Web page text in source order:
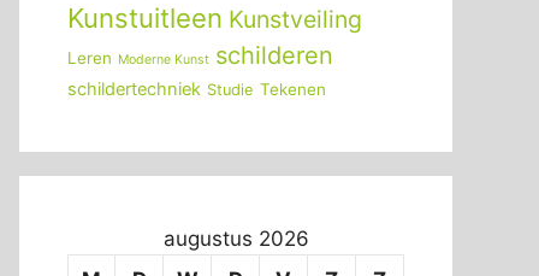
Kunstuitleen Kunstveiling
Leren Moderne Kunst schilderen
schildertechniek Studie Tekenen
augustus 2026